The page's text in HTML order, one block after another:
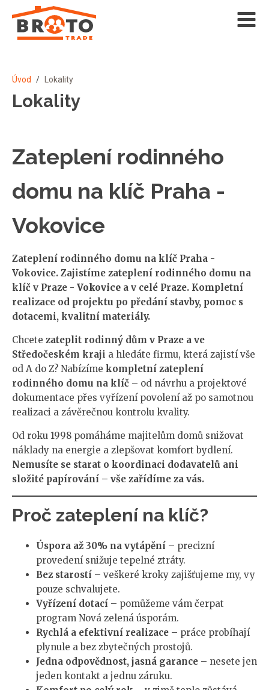
Úvod / Lokality
Lokality
Zateplení rodinného
domu na klíč Praha -
Vokovice
Zateplení rodinného domu na klíč Praha -
Vokovice. Zajistíme zateplení rodinného domu na
klíč v Praze - Vokovice a v celé Praze. Kompletní
realizace od projektu po předání stavby, pomoc s
dotacemi, kvalitní materiály.
Chcete zateplit rodinný dům v Praze a ve
Středočeském kraji a hledáte firmu, která zajistí vše
od A do Z? Nabízíme kompletní zateplení
rodinného domu na klíč – od návrhu a projektové
dokumentace přes vyřízení povolení až po samotnou
realizaci a závěrečnou kontrolu kvality.
Od roku 1998 pomáháme majitelům domů snižovat
náklady na energie a zlepšovat komfort bydlení.
Nemusíte se starat o koordinaci dodavatelů ani
složité papírování – vše zařídíme za vás.
Proč zateplení na klíč?
Úspora až 30% na vytápění – precizní
provedení snižuje tepelné ztráty.
Bez starostí – veškeré kroky zajišťujeme my, vy
pouze schvalujete.
Vyřízení dotací – pomůžeme vám čerpat
program Nová zelená úsporám.
Rychlá a efektivní realizace – práce probíhají
plynule a bez zbytečných prostojů.
Jedna odpovědnost, jasná garance – nesete jen
jeden kontakt a jednu záruku.